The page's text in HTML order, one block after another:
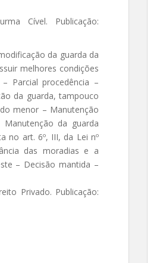
Cível. Publicação:
da guarda da
melhores condições
Parcial procedência –
da guarda, tampouco
menor – Manutenção
da guarda
no art. 6º, III, da Lei nº
das moradias e a
– Decisão mantida –
Privado. Publicação: